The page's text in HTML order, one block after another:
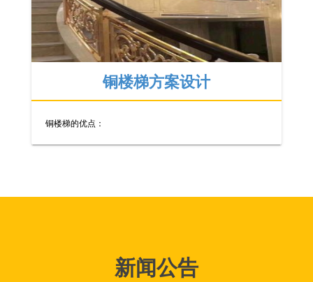
铜楼梯方案设计
铜楼梯的优点：
新闻公告